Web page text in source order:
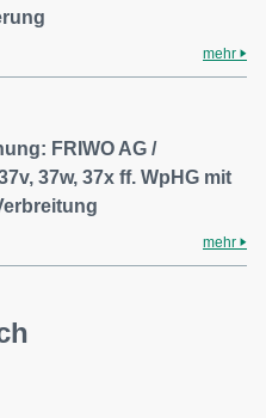
mehr
FRIWO AG /
37w, 37x ff. WpHG mit
mehr